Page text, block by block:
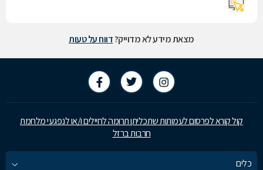
מצאת מידע לא מדוייק?דווח על טעות
קול קורא לפרסום לעמותות שתכליתן תרומה לחיילים ו/או לנפגעי מלחמת
חרבות ברזל
כלים